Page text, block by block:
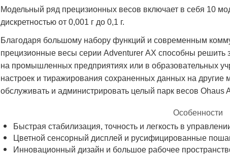
Модельный ряд прецизионных весов включает в себя 10
дискретностью от 0,001 г до 0,1 г.
Благодаря большому набору функций и современным
прецизионные весы серии Adventurer АХ способны решить
на промышленных предприятиях или в образовательных
настроек и тиражирования сохраненных данных на другие
обслуживать и администрировать целый парк весов Ohaus
Особенности
Быстрая стабилизация, точность и легкость в
Цветной сенсорный дисплей и русифицированные
Инновационный дизайн и большое рабочее